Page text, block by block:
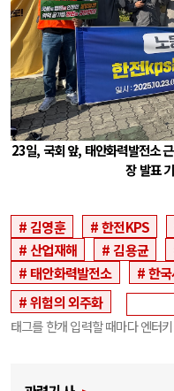
23일, 국회 앞, 태안화력발전소
장 발표
김영훈 한전KPS
산업재해
김용균
태안화력발전소
한
위험의 외주화
태그를 한개 입력할 때마다 엔터